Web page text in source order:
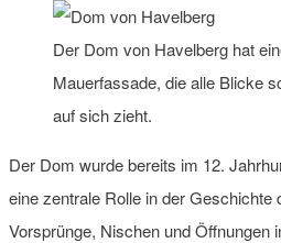
Der Dom von Havelberg hat
Mauerfassade, die alle Blicke
auf sich zieht.
Der Dom wurde bereits im 12.
eine zentrale Rolle in der Geschichte
Vorsprünge, Nischen und Öffnungen